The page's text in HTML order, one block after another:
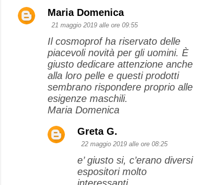
Maria Domenica
21 maggio 2019 alle ore 09:55
Il cosmoprof ha riservato delle
piacevoli novità per gli uomini. È
giusto dedicare attenzione anche
alla loro pelle e questi prodotti
sembrano rispondere proprio alle
esigenze maschili.
Maria Domenica
Greta G.
22 maggio 2019 alle ore 08:25
e’ giusto si, c’erano diversi
espositori molto